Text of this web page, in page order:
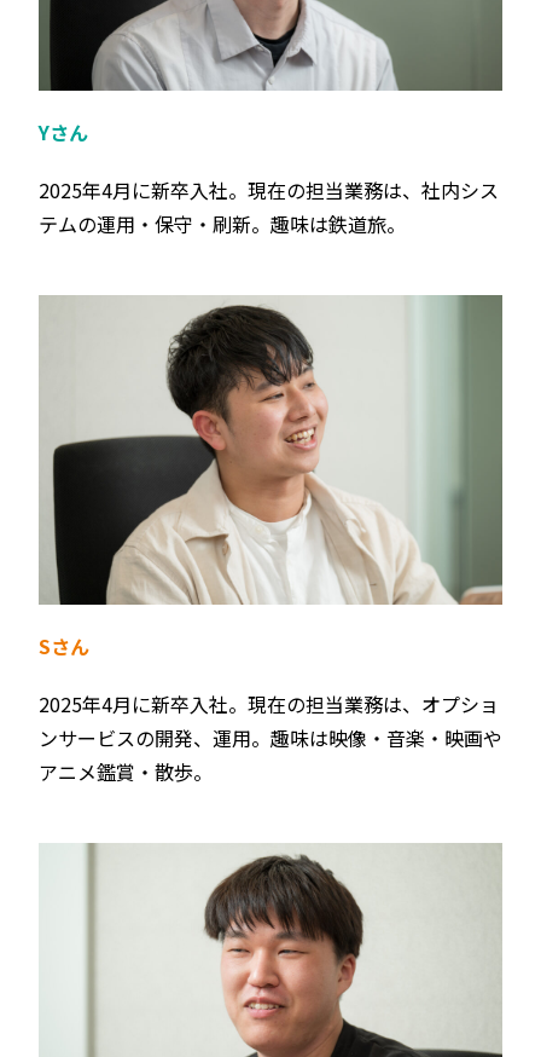
Yさん
2025年4⽉に新卒入社。現在の担当業務は、社内シス
テムの運用・保守・刷新。趣味は鉄道旅。
Sさん
2025年4⽉に新卒入社。現在の担当業務は、オプショ
ンサービスの開発、運用。趣味は映像・音楽・映画や
アニメ鑑賞・散歩。